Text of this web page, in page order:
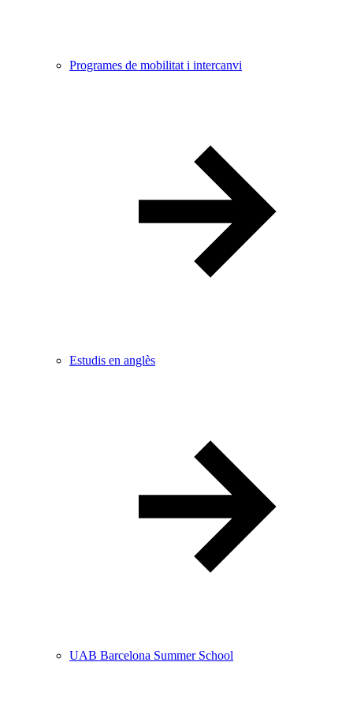
Programes de mobilitat i intercanvi
Estudis en anglès
UAB Barcelona Summer School